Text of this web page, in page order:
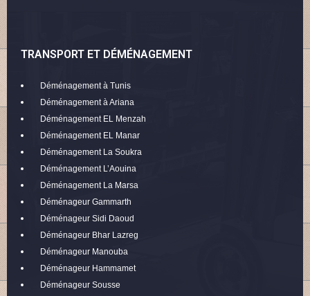
TRANSPORT ET DÉMÉNAGEMENT
Déménagement à Tunis
Déménagement à Ariana
Déménagement EL Menzah
Déménagement EL Manar
Déménagement La Soukra
Déménagement L’Aouina
Déménagement La Marsa
Déménageur Gammarth
Déménageur Sidi Daoud
Déménageur Bhar Lazreg
Déménageur Manouba
Déménageur Hammamet
Déménageur Sousse